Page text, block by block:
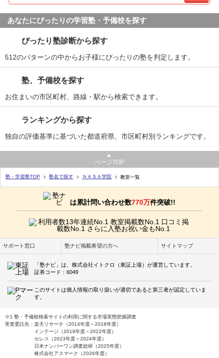
あなたにぴったりの学習塾・予備校を探す
ぴったり塾診断から探す
512のパターンの中からお子様にぴったりの塾を判定します。
塾、予備校を探す
お住まいの市区町村、路線・駅から検索できます。
ランキングから探す
独自の評価基準に基づいた都道府県、市区町村別ランキングです。
ページTOP
塾・学習塾TOP 塾名で探す ＮＡＳＡ学院 教室一覧
は累計問い合わせ数770万件突破!!
サポート窓口 塾ナビ掲載希望の方へ サイトマップ
「塾ナビ」は、株式会社イトクロ（東証上場）が運営しています。
証券コード：6049
このサイトは個人情報の取り扱いが適切であると第三者が認定していま
す。
※1 塾・予備校検索サイトの利用に関する市場実態把握調査
実査委託先：楽天リサーチ（2014年度～2018年度）
インテージ（2019年度～2022年度）
セレス（2023年度～2024年度）
日本ナンバーワン調査総研（2025年度）
株式会社アスマーク（2026年度）